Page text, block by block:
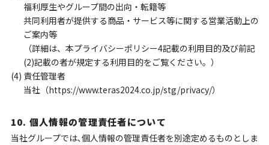
福利厚生やグループ間の出向・転籍等
共同利用者が提供する商品・サービス等に関する営業活動上の
ご案内等
（詳細は、本プライバシーポリシー4記載の利用目的及び前記
(2)記載の者が規定する利用目的をご覧ください。）
(4) 責任管理者
当社（https://www.teras2024.co.jp/stg/privacy/）
10. 個人情報の管理責任者について
当社グループでは､個人情報の管理責任者を別途定めるものとしま